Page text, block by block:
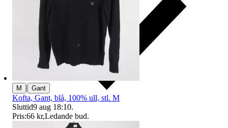
M | Gant
Kofta, Gant, blå, 100% ull, stl. M
Sluttid9 aug 18:10.
Pris:66 kr,Ledande bud.